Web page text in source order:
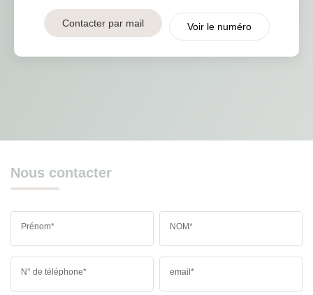
Contacter par mail Voir le numéro
Nous contacter
Prénom* NOM*
N° de téléphone* email*